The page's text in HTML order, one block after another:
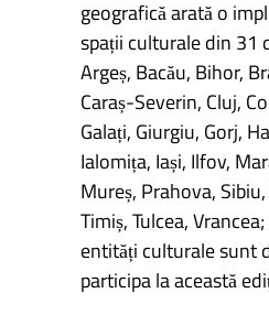
geografică arată o
spații culturale din 31
Argeș, Bacău, Bihor,
Caraș-Severin, Cluj,
Galați, Giurgiu, Gorj,
Ialomița, Iași, Ilfov,
Mureș, Prahova,
Timiș, Tulcea,
entități culturale sunt
participa la această